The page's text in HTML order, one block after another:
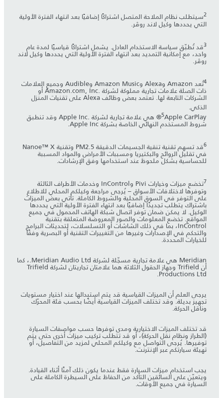
2سيتطلب نظام الملاحة المتصل اشتراكًا إضافيًا بعد انتهاء الفترة الأولية
التي يحددها وكيل لاند روڤر.
3قد تُطبّق سياسة الاستخدام العادل. يشمل اشتراكًا قياسيًا لمدة عام
واحد، مع إمكانية التمديد بعد انتهاء الفترة الأولية التي يحددها وكيل لاند
روڤر.
4 تُعد Amazon وAlexa وAmazon Music وAudible وجميع العلامات
ذات الصلة علامات تجارية مملوكة لشركة Amazon.com, Inc.‎ أو
الشركات التابعة لها. تعتمد بعض وظائف Alexa على تقنيات المنزل
الذكي.
5 Apple CarPlay® هي علامة تجارية لشركة Apple Inc.‎ وقد تنطبق
شروط المستخدم النهائي الخاصة بشركة Apple Inc.
6 قد تسهم تقنية تنقية الجسيمات الدقيقة PM2.5 وتقنية Nanoe™ X
في تقليل الروائح والبكتيريا ومسببات الأمراض والمواد المسببة
للحساسية بشكل ملحوظ عند استخدامها وفق الإرشادات.
7 تخضع ميزات وخيارات Pivi وInControl وخدمات الأطراف الثالثة
وتوفرها لاختلافات الأسواق – يُرجى مراجعة وكيلكم المحلي للاطلاع
على التوفر في السوق المحلية والشروط الكاملة. تأتي بعض الميزات
باشتراك يتطلب تجديدًا إضافيًا بعد انتهاء الفترة الأولية التي يحددها
الوكيل. لا يمكن ضمان توفر اتصال شبكة الهاتف المحمول في جميع
المواقع. تخضع المعلومات والصور المعروضة المتعلقة بتقنية
InControl، بما في ذلك الشاشات أو التسلسلات، لتحديثات البرامج
والتحكم في الإصدارات وغيرها من التغييرات التقنية أو البصرية وفقًا
للخيارات المحددة.
Meridian هي علامة تجارية مسجّلة لشركة Meridian Audio Ltd.، كما
أن Trifield وجهاز الحقول الثلاثة هما علامتان تجاريتان لشركة Trifield
Productions Ltd.
يرجى العلم أن الميزات القياسية قد يتم استبدالها عند اختيار مستويات
تجهيز بديلة. وقد تختلف الميزات القياسية أيضًا بحسب فئة المحرّك
وناقل الحركة.
قد تختلف الميزات الاختيارية ومدى توفرها حسب مواصفات السيارة
(الطراز ونظام نقل الحركة)، أو قد تتطلب تركيب ميزات أخرى حتى يتم
توفيرها. يُرجى التواصل مع وكيلكم المحلي لمزيد من التفاصيل، أو
تهيئة سيارتكم عبر الإنترنت.
يجب استخدام ميزات السيارة فقط عندما يكون ذلك آمنًا أثناء القيادة.
ويتعيّن على السائقين التأكد من الحفاظ على السيطرة الكاملة على
السيارة في جميع الأوقات.